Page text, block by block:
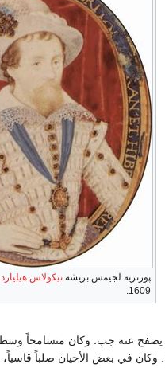
پورتريه لجيمس بريشة نيكولاس هيليارد
1609.
يصفح عنه جب. وكان متسامحاً
وكان في بعض الأحيان صلباً قاسياً،